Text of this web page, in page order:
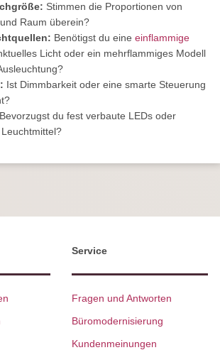
Stimmen die Proportionen von
Raum überein?
Benötigst du eine einflammige
Licht oder ein mehrflammiges Modell
Ist Dimmbarkeit oder eine smarte Steuerung
Bevorzugst du fest verbaute LEDs oder
Service
Fragen und Antworten
Büromodernisierung
Kundenmeinungen